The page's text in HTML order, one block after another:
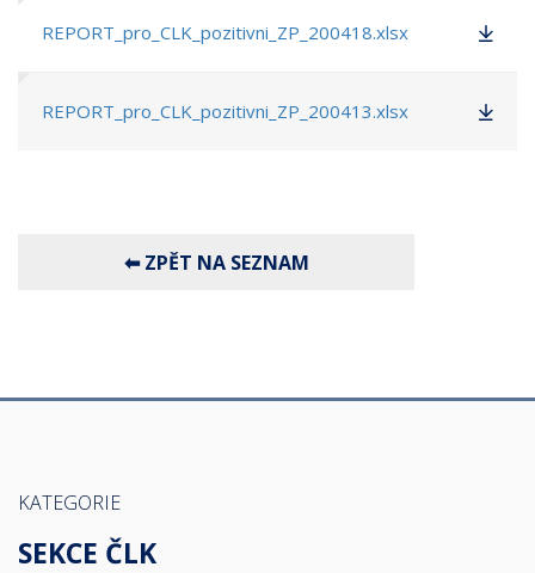
REPORT_pro_CLK_pozitivni_ZP_200418.xlsx
REPORT_pro_CLK_pozitivni_ZP_200413.xlsx
KATEGORIE
SEKCE ČLK